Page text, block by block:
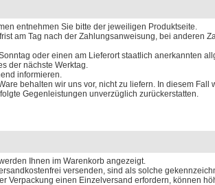
entnehmen Sie bitte der jeweiligen Produktseite.
am Tag nach der Zahlungsanweisung, bei anderen
oder einen am Lieferort staatlich anerkannten
der nächste Werktag.
informieren.
behalten wir uns vor, nicht zu liefern. In diesem Fall
Gegenleistungen unverzüglich zurückerstatten.
Ihnen im Warenkorb angezeigt.
versenden, sind als solche
Verpackung einen Einzelversand erfordern, können